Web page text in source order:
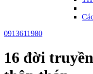
0913611980
16 đời